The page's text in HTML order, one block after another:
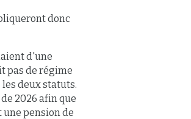
donc
d'une
pas de régime
deux statuts.
2026 afin que
pension de